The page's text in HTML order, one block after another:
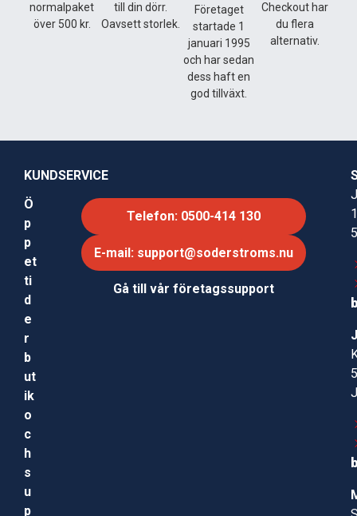
normalpaket
över 500 kr.
till din dörr.
Oavsett storlek.
Företaget
startade 1
januari 1995
och har sedan
dess haft en
god tillväxt.
Checkout har
du flera
alternativ.
KUNDSERVICE
Ö
p
p
et
ti
d
e
r
b
ut
ik
o
c
h
s
u
p
Telefon: 0500-414 130
E-mail: support@soderstroms.nu
Gå till vår företagssupport